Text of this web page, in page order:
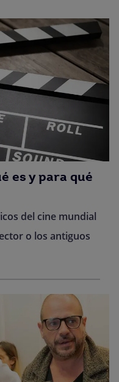
es y para qué
del cine mundial
o los antiguos